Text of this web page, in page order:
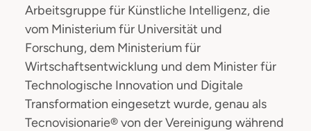
Arbeitsgruppe für Künstliche Intelligenz, die
vom Ministerium für Universität und
Forschung, dem Ministerium für
Wirtschaftsentwicklung und dem Minister für
Technologische Innovation und Digitale
Transformation eingesetzt wurde, genau als
Tecnovisionarie® von der Vereinigung während